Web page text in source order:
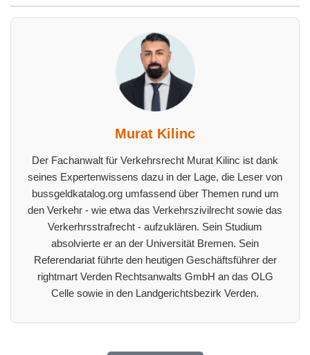
Murat Kilinc
Der Fachanwalt für Verkehrsrecht Murat Kilinc ist dank
seines Expertenwissens dazu in der Lage, die Leser von
bussgeldkatalog.org umfassend über Themen rund um
den Verkehr - wie etwa das Verkehrszivilrecht sowie das
Verkerhrsstrafrecht - aufzuklären. Sein Studium
absolvierte er an der Universität Bremen. Sein
Referendariat führte den heutigen Geschäftsführer der
rightmart Verden Rechtsanwalts GmbH an das OLG
Celle sowie in den Landgerichtsbezirk Verden.